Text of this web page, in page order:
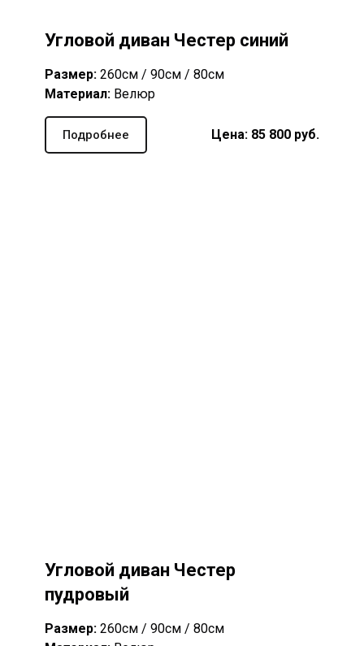
Угловой диван Честер синий
Размер: 260см / 90см / 80см
Материал: Велюр
Подробнее Цена: 85 800 руб.
Угловой диван Честер
пудровый
Размер: 260см / 90см / 80см